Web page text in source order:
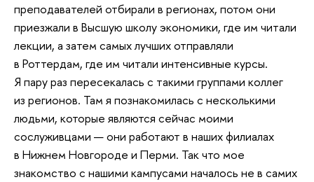
преподавателей отбирали в регионах, потом они
приезжали в Высшую школу экономики, где им читали
лекции, а затем самых лучших отправляли
в Роттердам, где им читали интенсивные курсы.
Я пару раз пересекалась с такими группами коллег
из регионов. Там я познакомилась с несколькими
людьми, которые являются сейчас моими
сослуживцами — они работают в наших филиалах
в Нижнем Новгороде и Перми. Так что мое
знакомство с нашими кампусами началось не в самих